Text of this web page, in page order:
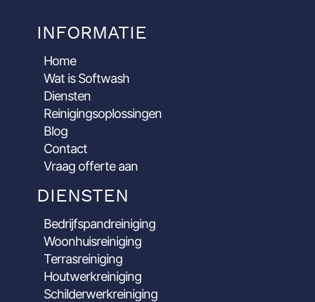
INFORMATIE
Home
Wat is Softwash
Diensten
Reinigingsoplossingen
Blog
Contact
Vraag offerte aan
DIENSTEN
Bedrijfspandreiniging
Woonhuisreiniging
Terrasreiniging
Houtwerkreiniging
Schilderwerkreiniging